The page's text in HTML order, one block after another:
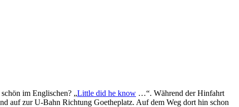
im Englischen? „Little did he know …“. Während der Hinfahrt
auf zur U-Bahn Richtung Goetheplatz. Auf dem Weg dort hin schon